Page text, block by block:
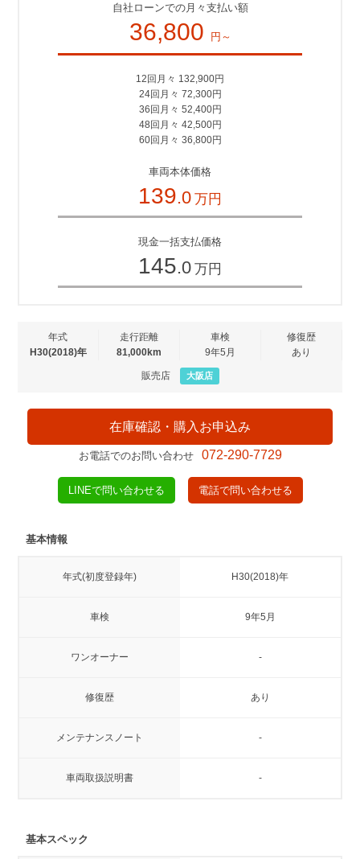
自社ローンでの月々支払い額
36,800 円～
12回月々 132,900円
24回月々 72,300円
36回月々 52,400円
48回月々 42,500円
60回月々 36,800円
車両本体価格
139.0 万円
現金一括支払価格
145.0 万円
年式
H30(2018)年
走行距離
81,000km
車検
9年5月
修復歴
あり
販売店 大阪店
在庫確認・購入お申込み
お電話でのお問い合わせ 072-290-7729
LINEで問い合わせる 電話で問い合わせる
基本情報
年式(初度登録年) H30(2018)年
車検 9年5月
ワンオーナー -
修復歴 あり
メンテナンスノート -
車両取扱説明書 -
基本スペック